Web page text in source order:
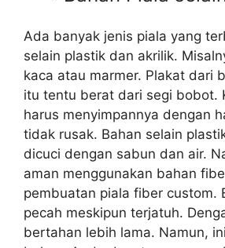
Ada banyak jenis piala yang
selain plastik dan akrilik.
kaca atau marmer. Plakat dari
itu tentu berat dari segi bobot.
harus menyimpannya dengan
tidak rusak. Bahan selain
dicuci dengan sabun dan air.
aman menggunakan bahan
pembuatan piala fiber custom.
pecah meskipun terjatuh.
bertahan lebih lama. Namun,